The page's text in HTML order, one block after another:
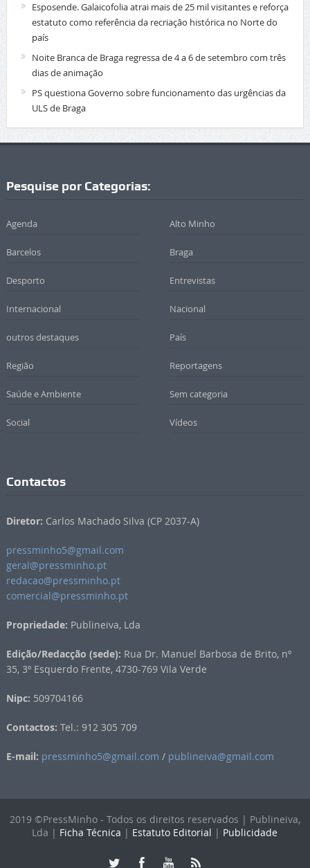
Esposende. Galaicofolia atrai mais de 25 mil visitantes e reforça
estatuto como referência da recriação histórica no Norte do
país
Noite Branca de Braga regressa de 4 a 6 de setembro com três
dias de animação
PS questiona Governo sobre funcionamento das urgências da
ULS de Braga
Pesquise por Categorias:
Agenda Alto Minho
Barcelos Braga
Desporto Entrevistas
Internacional Nacional
outros destaques País
Região Reportagens
Saúde e Ambiente Sem categoria
Social Vídeos
Contactos
Diretor: Carlos Machado Silva (CP 2037-A)
pressminho5@gmail.com
geral@pressminho.pt
redacao@pressminho.pt
comercial@pressminho.pt
Propriedade: Publineiva, Lda
Edição/Redacção (sede): Rua Dr. Manuel Barbosa de Brito, nº
35, 3º Esquerdo Frente, 4730-769 Vila Verde
Nipc: 509704166
Contactos: Tel.: 912 305 709
E-mail: pressminho5@gmail.com / publineiva@gmail.com
2019 ©PressMinho - Todos os direitos reservados | Publineiva,
Lda | Ficha Técnica | Estatuto Editorial | Publicidade